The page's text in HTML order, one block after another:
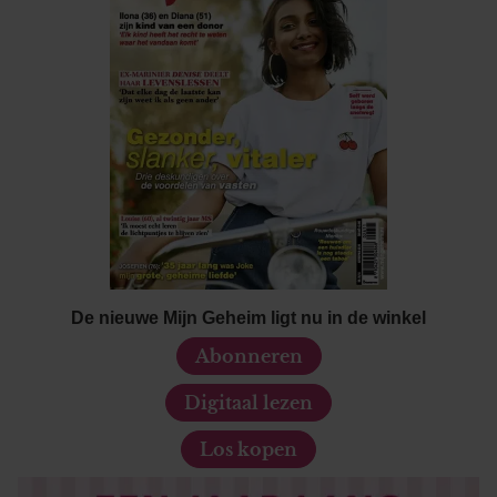
De nieuwe Mijn Geheim ligt nu in de winkel
Abonneren
Digitaal lezen
Los kopen